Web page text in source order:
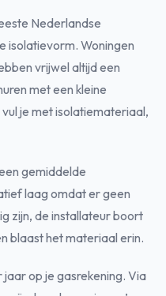
Nederlandse
isolatievorm. Woningen
vrijwel altijd een
met een kleine
je met isolatiemateriaal,
gemiddelde
laag omdat er geen
zijn, de installateur boort
blaast het materiaal erin.
op je gasrekening. Via